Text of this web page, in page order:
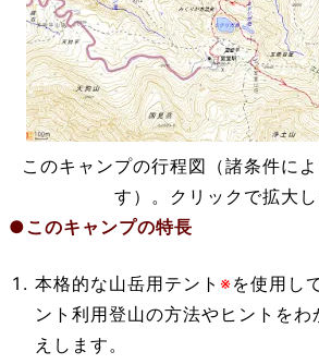
このキャンプの行程図（諸条件に
す）。クリックで拡大し
●このキャンプの特長
本格的な山岳用テント ※を使用し
ント利用登山の方法やヒントをわ
えします。